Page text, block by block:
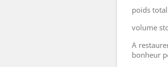
poids
volume
A
bonheur